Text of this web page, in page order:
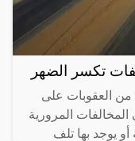
تكسر الضهر
العقوبات على
المرورية
يوجد بها تلف